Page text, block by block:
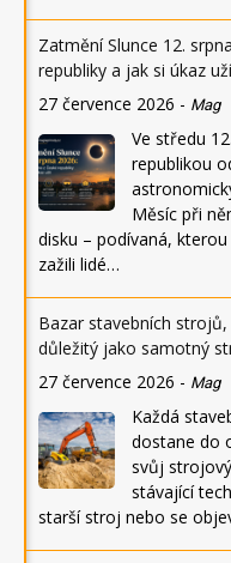
Zatmění Slunce 12.
republiky a jak si úkaz
27 července 2026 - Mag
Ve středu
republikou
Měsíc při
disku – podívaná,
zažili lidé…
Bazar stavebních
důležitý jako samotný
27 července 2026 - Mag
Každá
dostane do
svůj
stávající
starší stroj nebo se